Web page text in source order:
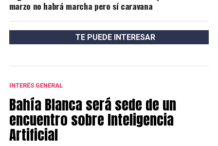
marzo no habrá marcha pero sí caravana
TE PUEDE INTERESAR
INTERÉS GENERAL
Bahía Blanca será sede de un
encuentro sobre Inteligencia
Artificial